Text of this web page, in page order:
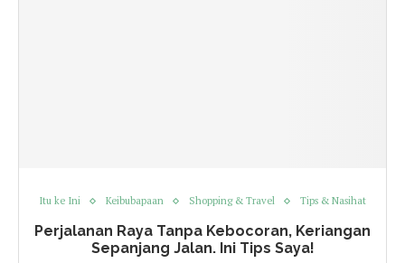
Itu ke Ini Keibubapaan Shopping & Travel Tips & Nasihat
Perjalanan Raya Tanpa Kebocoran, Keriangan
Sepanjang Jalan. Ini Tips Saya!